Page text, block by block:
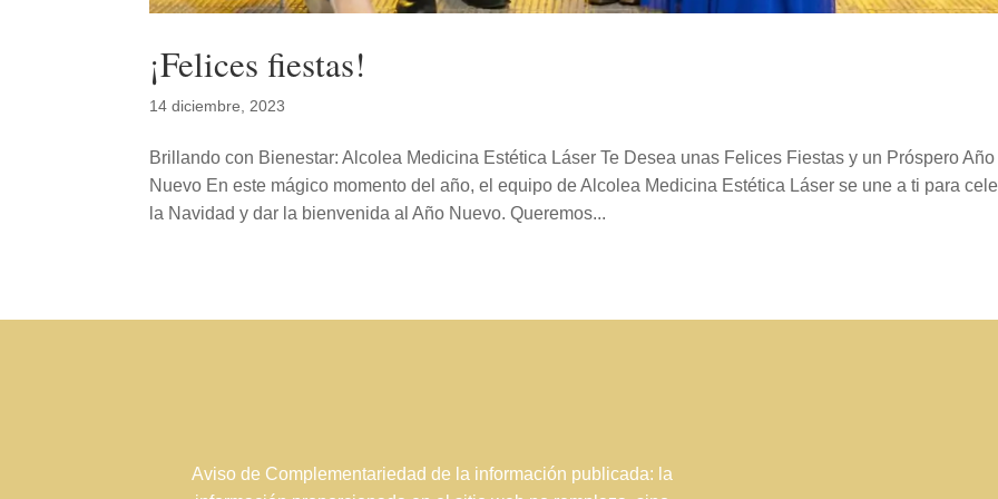
¡Felices fiestas!
14 diciembre, 2023
Brillando con Bienestar: Alcolea Medicina Estética Láser Te Desea unas Felices Fiestas y un Próspero Año
Nuevo En este mágico momento del año, el equipo de Alcolea Medicina Estética Láser se une a ti para
la Navidad y dar la bienvenida al Año Nuevo. Queremos...
Aviso de Complementariedad de la información publicada: la